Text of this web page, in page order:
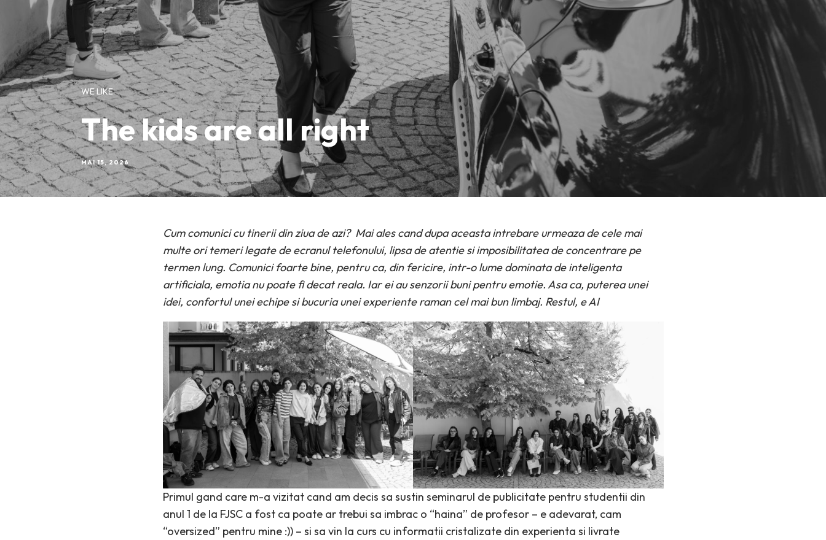
WE LIKE
The kids are all right
MAI 15, 2026
Cum comunici cu tinerii din ziua de azi? Mai ales cand dupa aceasta intrebare urmeaza de cele mai
multe ori temeri legate de ecranul telefonului, lipsa de atentie si imposibilitatea de concentrare pe
termen lung. Comunici foarte bine, pentru ca, din fericire, intr-o lume dominata de inteligenta
artificiala, emotia nu poate fi decat reala. Iar ei au senzorii buni pentru emotie. Asa ca, puterea unei
idei, confortul unei echipe si bucuria unei experiente raman cel mai bun limbaj. Restul, e AI
Primul gand care m-a vizitat cand am decis sa sustin seminarul de publicitate pentru studentii din
anul 1 de la FJSC a fost ca poate ar trebui sa imbrac o “haina” de profesor – e adevarat, cam
“oversized” pentru mine :)) – si sa vin la curs cu informatii cristalizate din experienta si livrate